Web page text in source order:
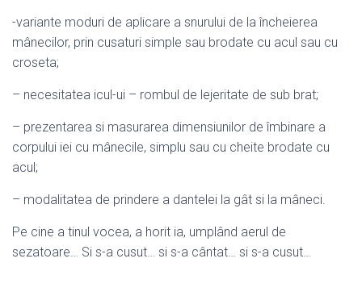
-variante moduri de aplicare a snurului de la încheierea
mânecilor, prin cusaturi simple sau brodate cu acul sau cu
croseta;
– necesitatea icul-ui – rombul de lejeritate de sub brat;
– prezentarea si masurarea dimensiunilor de îmbinare a
corpului iei cu mânecile, simplu sau cu cheite brodate cu
acul;
– modalitatea de prindere a dantelei la gât si la mâneci.
Pe cine a tinul vocea, a horit ia, umplând aerul de
sezatoare… Si s-a cusut… si s-a cântat… si s-a cusut…